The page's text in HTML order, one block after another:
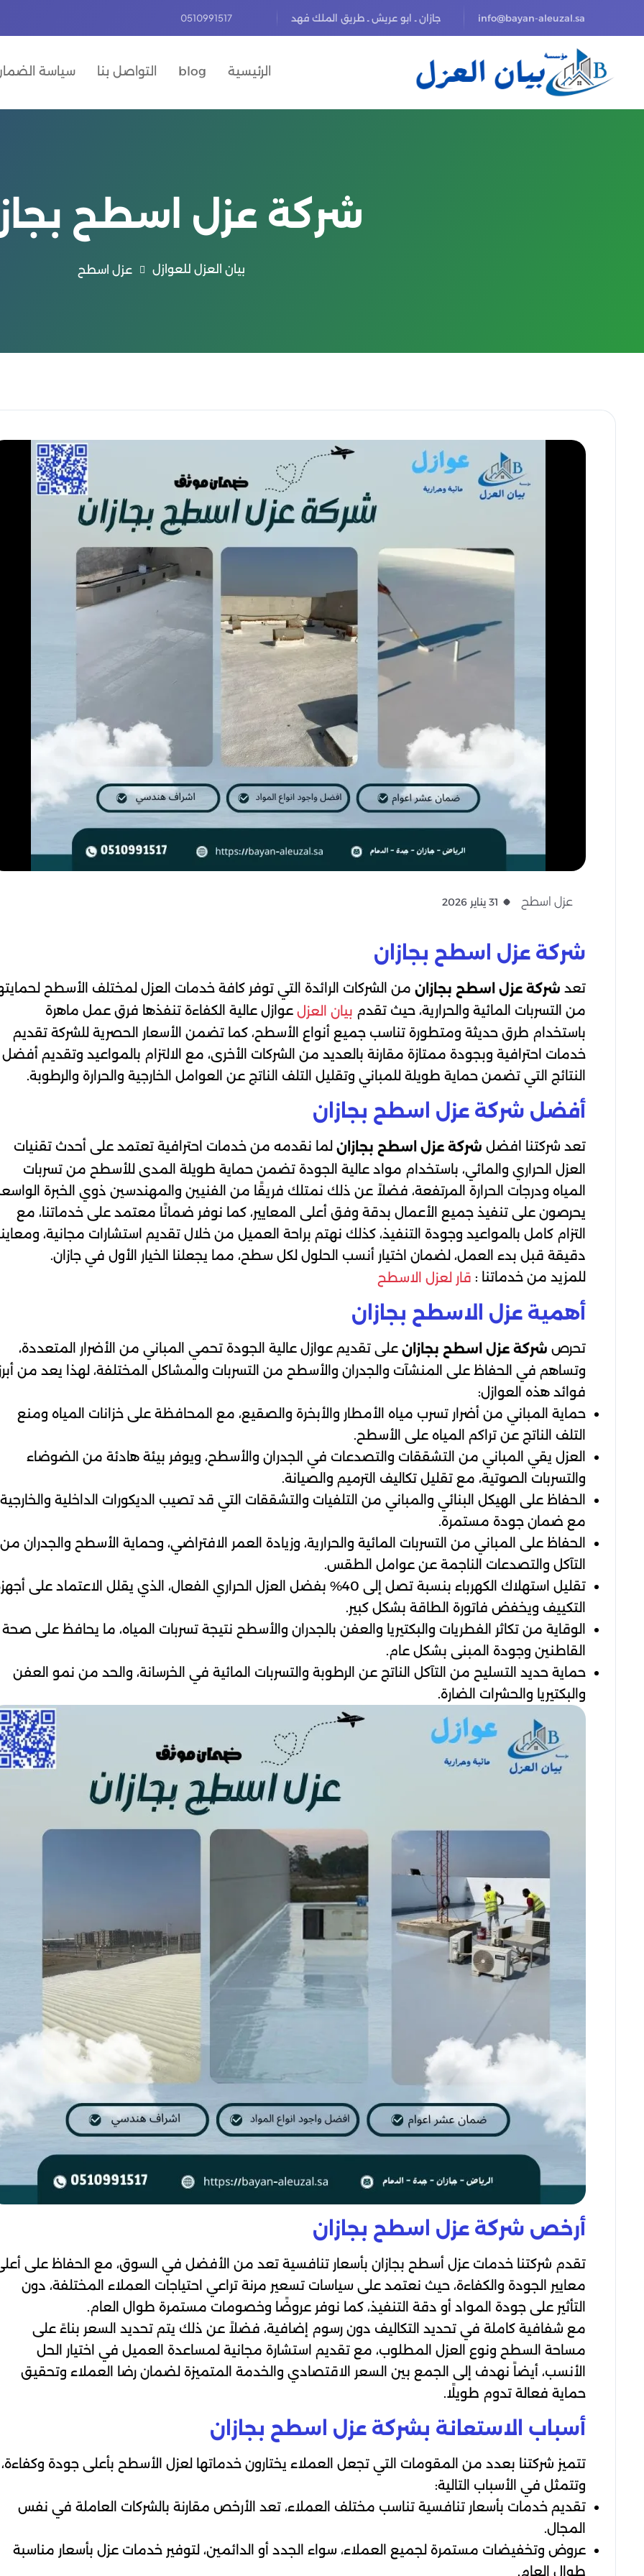
info@bayan-aleuzal.sa جازان ـ ابو عريش ـ طريق الملك فهد 0510991517
الرئيسية blog التواصل بنا سياسة
شركة عزل اسطح
بيان العزل للعوازل عزل اسطح
عزل اسطح 31 يناير 2026
شركة عزل اسطح بجازان
تعد شركة عزل اسطح بجازان من الشركات الرائدة التي توفر كافة خدمات العزل لمختلف الأسطح
من التسربات المائية والحرارية، حيث تقدم بيان العزل عوازل عالية الكفاءة تنفذها فرق عمل ماهرة
باستخدام طرق حديثة ومتطورة تناسب جميع أنواع الأسطح، كما تضمن الأسعار الحصرية للشركة تقديم
خدمات احترافية وبجودة ممتازة مقارنة بالعديد من الشركات الأخرى، مع الالتزام بالمواعيد وتقديم أفضل
النتائج التي تضمن حماية طويلة للمباني وتقليل التلف الناتج عن العوامل الخارجية والحرارة والرطوبة.
أفضل شركة عزل اسطح بجازان
تعد شركتنا افضل شركة عزل اسطح بجازان لما نقدمه من خدمات احترافية تعتمد على أحدث تقنيات
العزل الحراري والمائي، باستخدام مواد عالية الجودة تضمن حماية طويلة المدى للأسطح من تسربات
المياه ودرجات الحرارة المرتفعة، فضلاً عن ذلك نمتلك فريقًا من الفنيين والمهندسين ذوي الخبرة
يحرصون على تنفيذ جميع الأعمال بدقة وفق أعلى المعايير، كما نوفر ضمانًا معتمد على خدماتنا، مع
التزام كامل بالمواعيد وجودة التنفيذ، كذلك نهتم براحة العميل من خلال تقديم استشارات مجانية،
دقيقة قبل بدء العمل، لضمان اختيار أنسب الحلول لكل سطح، مما يجعلنا الخيار الأول في جازان.
للمزيد من خدماتنا : قار لعزل الاسطح
أهمية عزل الاسطح بجازان
تحرص شركة عزل اسطح بجازان على تقديم عوازل عالية الجودة تحمي المباني من الأضرار المتعددة،
وتساهم في الحفاظ على المنشآت والجدران والأسطح من التسربات والمشاكل المختلفة، لهذا يعد من
فوائد هذه العوازل:
حماية المباني من أضرار تسرب مياه الأمطار والأبخرة والصقيع، مع المحافظة على خزانات المياه ومنع
التلف الناتج عن تراكم المياه على الأسطح.
العزل يقي المباني من التشققات والتصدعات في الجدران والأسطح، ويوفر بيئة هادئة من الضوضاء
والتسربات الصوتية، مع تقليل تكاليف الترميم والصيانة.
الحفاظ على الهيكل البنائي والمباني من التلفيات والتشققات التي قد تصيب الديكورات الداخلية والخارجية
مع ضمان جودة مستمرة.
الحفاظ على المباني من التسربات المائية والحرارية، وزيادة العمر الافتراضي، وحماية الأسطح والجدران من
التآكل والتصدعات الناجمة عن عوامل الطقس.
تقليل استهلاك الكهرباء بنسبة تصل إلى 40% بفضل العزل الحراري الفعال، الذي يقلل الاعتماد على
التكييف ويخفض فاتورة الطاقة بشكل كبير.
الوقاية من تكاثر الفطريات والبكتيريا والعفن بالجدران والأسطح نتيجة تسربات المياه، ما يحافظ على صحة
القاطنين وجودة المبنى بشكل عام.
حماية حديد التسليح من التآكل الناتج عن الرطوبة والتسربات المائية في الخرسانة، والحد من نمو العفن
والبكتيريا والحشرات الضارة.
أرخص شركة عزل اسطح بجازان
تقدم شركتنا خدمات عزل أسطح بجازان بأسعار تنافسية تعد من الأفضل في السوق، مع الحفاظ على
معايير الجودة والكفاءة، حيث نعتمد على سياسات تسعير مرنة تراعي احتياجات العملاء المختلفة، دون
التأثير على جودة المواد أو دقة التنفيذ، كما نوفر عروضًا وخصومات مستمرة طوال العام.
مع شفافية كاملة في تحديد التكاليف دون رسوم إضافية، فضلاً عن ذلك يتم تحديد السعر بناءً على
مساحة السطح ونوع العزل المطلوب، مع تقديم استشارة مجانية لمساعدة العميل في اختيار الحل
الأنسب، أيضاً نهدف إلى الجمع بين السعر الاقتصادي والخدمة المتميزة لضمان رضا العملاء وتحقيق
حماية فعالة تدوم طويلًا.
أسباب الاستعانة بشركة عزل اسطح بجازان
تتميز شركتنا بعدد من المقومات التي تجعل العملاء يختارون خدماتها لعزل الأسطح بأعلى جودة وكفاءة،
وتتمثل في الأسباب التالية:
تقديم خدمات بأسعار تنافسية تناسب مختلف العملاء، تعد الأرخص مقارنة بالشركات العاملة في نفس
المجال.
عروض وتخفيضات مستمرة لجميع العملاء، سواء الجدد أو الدائمين، لتوفير خدمات عزل بأسعار مناسبة
طوال العام.